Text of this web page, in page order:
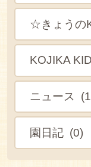
☆きょうの
KOJIKA
ニュース
園日記 (0)